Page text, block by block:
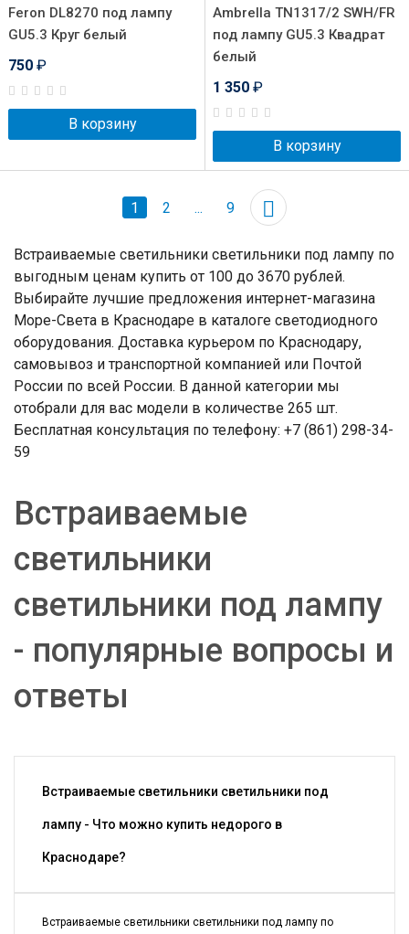
Feron DL8270 под лампу
GU5.3 Круг белый
750 ₽
В корзину
Ambrella TN1317/2 SWH/FR
под лампу GU5.3 Квадрат
белый
1 350 ₽
В корзину
1 2 ... 9
Встраиваемые светильники светильники под лампу по
выгодным ценам купить от 100 до 3670 рублей.
Выбирайте лучшие предложения интернет-магазина
Море-Света в Краснодаре в каталоге светодиодного
оборудования. Доставка курьером по Краснодару,
самовывоз и транспортной компанией или Почтой
России по всей России. В данной категории мы
отобрали для вас модели в количестве 265 шт.
Бесплатная консультация по телефону: +7 (861) 298-34-
59
Встраиваемые
светильники
светильники под лампу
- популярные вопросы и
ответы
Встраиваемые светильники светильники под
лампу - Что можно купить недорого в
Краснодаре?
Встраиваемые светильники светильники под лампу по